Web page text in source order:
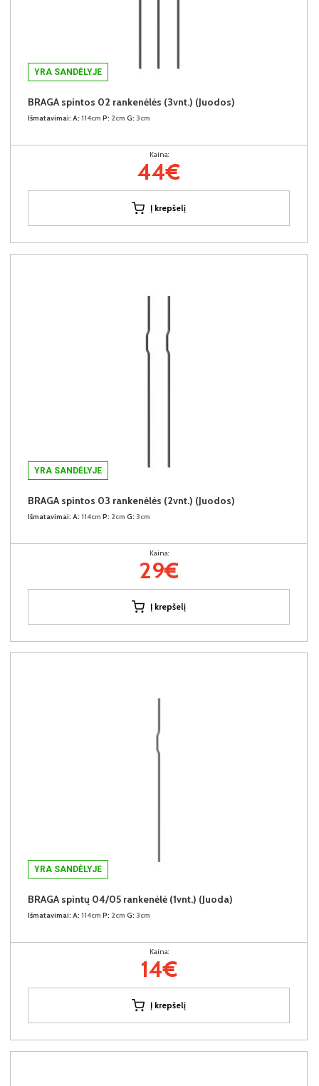
YRA SANDĖLYJE
BRAGA spintos 02 rankenėlės (3vnt.) (Juodos)
Išmatavimai: A: 114cm P: 2cm G: 3cm
Kaina:
44€
Į krepšelį
YRA SANDĖLYJE
BRAGA spintos 03 rankenėlės (2vnt.) (Juodos)
Išmatavimai: A: 114cm P: 2cm G: 3cm
Kaina:
29€
Į krepšelį
YRA SANDĖLYJE
BRAGA spintų 04/05 rankenėlė (1vnt.) (Juoda)
Išmatavimai: A: 114cm P: 2cm G: 3cm
Kaina:
14€
Į krepšelį